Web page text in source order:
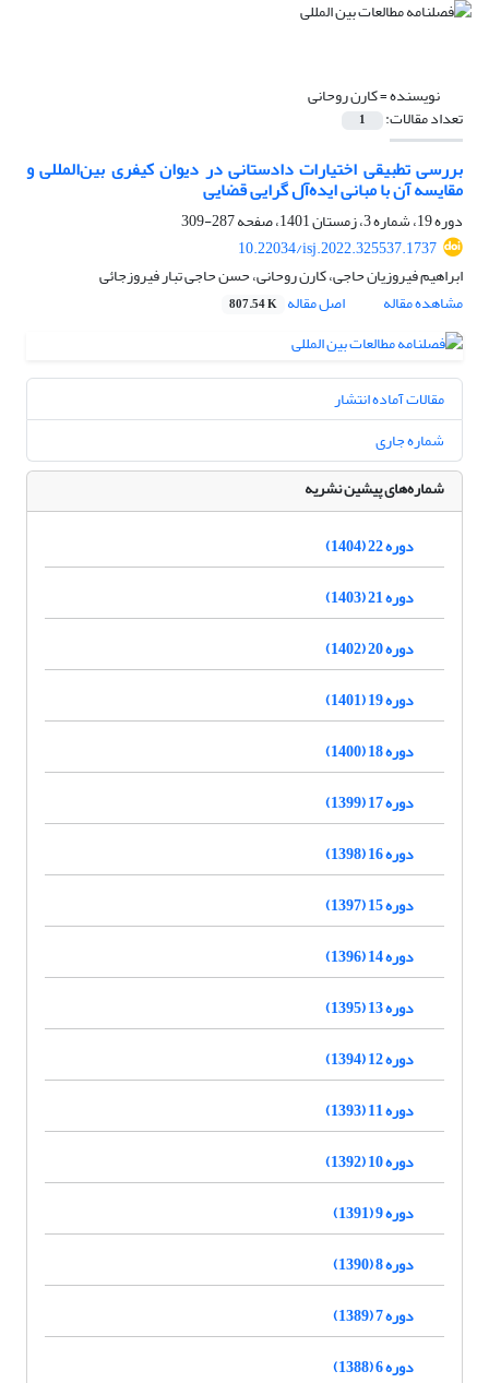
نویسنده =کارن روحانی
تعداد مقالات: 1
بررسی تطبیقی اختیارات دادستانی در دیوان کیفری بین‌المللی و
مقایسه آن با مبانی ایده‌آل گرایی قضایی
دوره 19، شماره 3، زمستان 1401، صفحه
287-309
10.22034/isj.2022.325537.1737
ابراهیم فیروزیان حاجی، کارن روحانی، حسن حاجی تبار فیروزجائی
مشاهده مقاله
اصل مقاله 807.54 K
مقالات آماده انتشار
شماره جاری
شماره‌های پیشین نشریه
دوره 22 (1404)
دوره 21 (1403)
دوره 20 (1402)
دوره 19 (1401)
دوره 18 (1400)
دوره 17 (1399)
دوره 16 (1398)
دوره 15 (1397)
دوره 14 (1396)
دوره 13 (1395)
دوره 12 (1394)
دوره 11 (1393)
دوره 10 (1392)
دوره 9 (1391)
دوره 8 (1390)
دوره 7 (1389)
دوره 6 (1388)